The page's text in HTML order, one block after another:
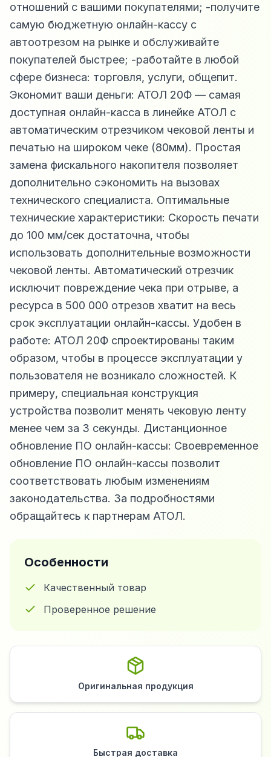
отношений с вашими покупателями; -получите
самую бюджетную онлайн-кассу с
автоотрезом на рынке и обслуживайте
покупателей быстрее; -работайте в любой
сфере бизнеса: торговля, услуги, общепит.
Экономит ваши деньги: АТОЛ 20Ф — самая
доступная онлайн-касса в линейке АТОЛ с
автоматическим отрезчиком чековой ленты и
печатью на широком чеке (80мм). Простая
замена фискального накопителя позволяет
дополнительно сэкономить на вызовах
технического специалиста. Оптимальные
технические характеристики: Скорость печати
до 100 мм/сек достаточна, чтобы
использовать дополнительные возможности
чековой ленты. Автоматический отрезчик
исключит повреждение чека при отрыве, а
ресурса в 500 000 отрезов хватит на весь
срок эксплуатации онлайн-кассы. Удобен в
работе: АТОЛ 20Ф спроектированы таким
образом, чтобы в процессе эксплуатации у
пользователя не возникало сложностей. К
примеру, специальная конструкция
устройства позволит менять чековую ленту
менее чем за 3 секунды. Дистанционное
обновление ПО онлайн-кассы: Своевременное
обновление ПО онлайн-кассы позволит
соответствовать любым изменениям
законодательства. За подробностями
обращайтесь к партнерам АТОЛ.
Особенности
Качественный товар
Проверенное решение
Оригинальная продукция
Быстрая доставка